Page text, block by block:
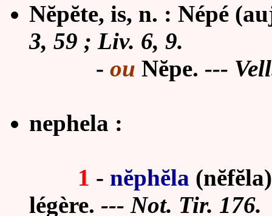
Nĕpĕte, is, n. : Népé
3, 59 ; Liv. 6, 9.
- ou Nĕpe. ---
nephela :
1 - nĕphĕla
légère. --- Not. Tir. 176.